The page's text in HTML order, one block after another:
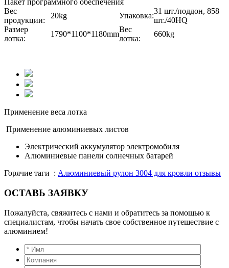
Пакет программного обеспечения
Вес
продукции:
20kg Упаковка:
31 шт./поддон, 858
шт./40HQ
Размер
лотка:
1790*1100*1180mm
Вес
лотка:
660kg
Применение веса лотка
Применение алюминиевых листов
Электрический аккумулятор электромобиля​
Алюминиевые панели солнечных батарей ​
Горячие таги : Алюминиевый рулон 3004 для кровли отзывы
ОСТАВЬ ЗАЯВКУ
Пожалуйста, свяжитесь с нами и обратитесь за помощью к
специалистам, чтобы начать свое собственное путешествие с
алюминием!